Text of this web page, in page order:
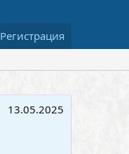
Регистрация
13.05.2025